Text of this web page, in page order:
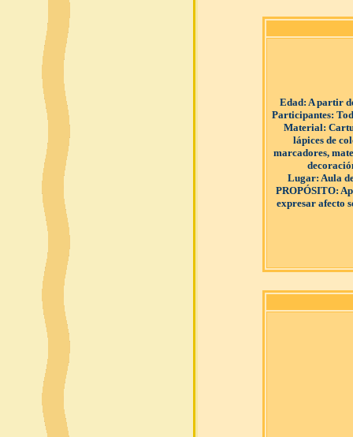
Edad: A partir
Participantes:
Material:
lápices de
marcadores,
Lugar: Aula
PROPÓSITO:
expresar afecto